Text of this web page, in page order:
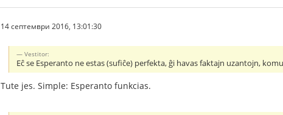
14 септември 2016, 13:01:30
Vestitor:
Eĉ se Esperanto ne estas (sufiĉe) perfekta, ĝi havas faktajn uzantojn,
Tute jes. Simple: Esperanto funkcias.